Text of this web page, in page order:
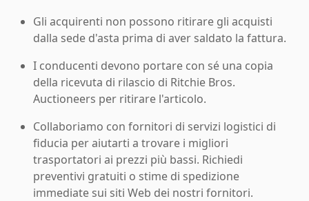
Gli acquirenti non possono ritirare gli acquisti
dalla sede d'asta prima di aver saldato la fattura.
I conducenti devono portare con sé una copia
della ricevuta di rilascio di Ritchie Bros.
Auctioneers per ritirare l'articolo.
Collaboriamo con fornitori di servizi logistici di
fiducia per aiutarti a trovare i migliori
trasportatori ai prezzi più bassi. Richiedi
preventivi gratuiti o stime di spedizione
immediate sui siti Web dei nostri fornitori.